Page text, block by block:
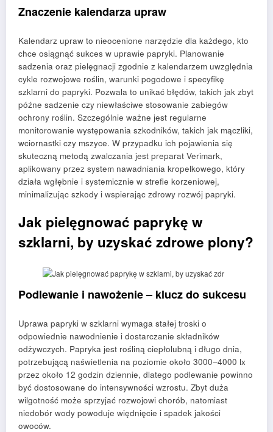
Znaczenie kalendarza upraw
Kalendarz upraw to nieocenione narzędzie dla każdego, kto
chce osiągnąć sukces w uprawie papryki. Planowanie
sadzenia oraz pielęgnacji zgodnie z kalendarzem uwzględnia
cykle rozwojowe roślin, warunki pogodowe i specyfikę
szklarni do papryki. Pozwala to unikać błędów, takich jak zbyt
późne sadzenie czy niewłaściwe stosowanie zabiegów
ochrony roślin. Szczególnie ważne jest regularne
monitorowanie występowania szkodników, takich jak mączliki,
wciornastki czy mszyce. W przypadku ich pojawienia się
skuteczną metodą zwalczania jest preparat Verimark,
aplikowany przez system nawadniania kropelkowego, który
działa wgłębnie i systemicznie w strefie korzeniowej,
minimalizując szkody i wspierając zdrowy rozwój papryki.
Jak pielęgnować paprykę w
szklarni, by uzyskać zdrowe plony?
Podlewanie i nawożenie – klucz do sukcesu
Uprawa papryki w szklarni wymaga stałej troski o
odpowiednie nawodnienie i dostarczanie składników
odżywczych. Papryka jest rośliną ciepłolubną i długo dnia,
potrzebującą naświetlenia na poziomie około 3000–4000 lx
przez około 12 godzin dziennie, dlatego podlewanie powinno
być dostosowane do intensywności wzrostu. Zbyt duża
wilgotność może sprzyjać rozwojowi chorób, natomiast
niedobór wody powoduje więdnięcie i spadek jakości
owoców.